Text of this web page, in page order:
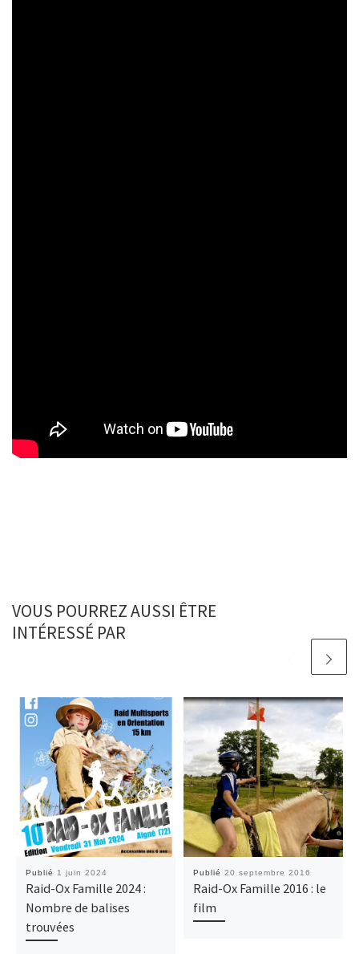
VOUS POURREZ AUSSI ÊTRE
INTÉRESSÉ PAR
Publié 1 juin 2024
Raid-Ox Famille 2024 :
Nombre de balises
trouvées
Publié 20 septembre 2016
Raid-Ox Famille 2016 : le
film